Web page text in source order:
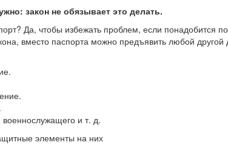
закон не обязывает это делать.
Да, чтобы избежать проблем, если понадобится
вместо паспорта можно предъявить любой другой
и т. д.
элементы на них